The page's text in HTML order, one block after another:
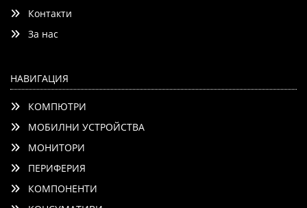
Контакти
За нас
НАВИГАЦИЯ
КОМПЮТРИ
МОБИЛНИ УСТРОЙСТВА
МОНИТОРИ
ПЕРИФЕРИЯ
КОМПОНЕНТИ